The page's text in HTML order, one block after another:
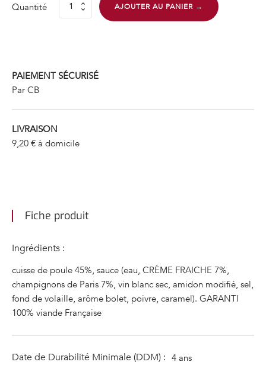
Quantité
quantité
crème
AJOUTER AU PANIER →
PAIEMENT SÉCURISÉ
Par CB
LIVRAISON
9,20 € à domicile
Fiche produit
Ingrédients :
cuisse de poule 45%, sauce (eau, CRÈME FRAICHE 7%,
champignons de Paris 7%, vin blanc sec, amidon modifié, sel,
fond de volaille, arôme bolet, poivre, caramel). GARANTI
100% viande Française
Date de Durabilité Minimale (DDM) : 4 ans